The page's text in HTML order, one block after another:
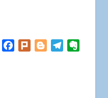
Facebook
Plurk BloggerTelegram